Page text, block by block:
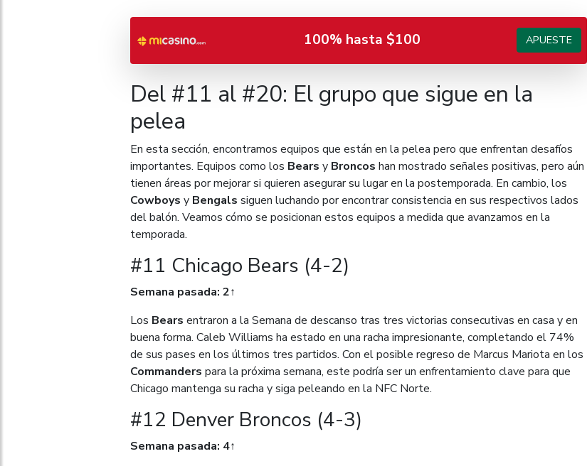
100% hasta $100 APUESTE
Del #11 al #20: El grupo que sigue en la
pelea
En esta sección, encontramos equipos que están en la pelea pero que enfrentan desafíos
importantes. Equipos como los Bears y Broncos han mostrado señales positivas, pero aún
tienen áreas por mejorar si quieren asegurar su lugar en la postemporada. En cambio, los
Cowboys y Bengals siguen luchando por encontrar consistencia en sus respectivos lados
del balón. Veamos cómo se posicionan estos equipos a medida que avanzamos en la
temporada.
#11 Chicago Bears (4-2)
Semana pasada: 2↑
Los Bears entraron a la Semana de descanso tras tres victorias consecutivas en casa y en
buena forma. Caleb Williams ha estado en una racha impresionante, completando el 74%
de sus pases en los últimos tres partidos. Con el posible regreso de Marcus Mariota en los
Commanders para la próxima semana, este podría ser un enfrentamiento clave para que
Chicago mantenga su racha y siga peleando en la NFC Norte.
#12 Denver Broncos (4-3)
Semana pasada: 4↑